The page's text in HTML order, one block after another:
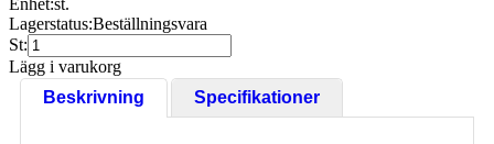
Lagerstatus:Beställningsvara
St:
Lägg i varukorg
Beskrivning
Specifikationer